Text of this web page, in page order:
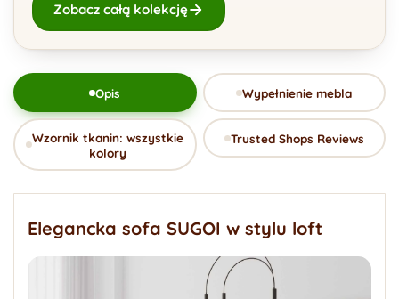
Zobacz całą kolekcję
Opis Wypełnienie mebla
Wzornik tkanin: wszystkie
kolory
Trusted Shops Reviews
Elegancka sofa SUGOI w stylu loft